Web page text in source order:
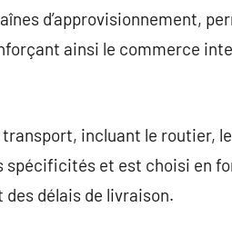
d’approvisionnement,
ainsi le commerce
incluant le routier,
spécificités et est choisi en
délais de livraison.